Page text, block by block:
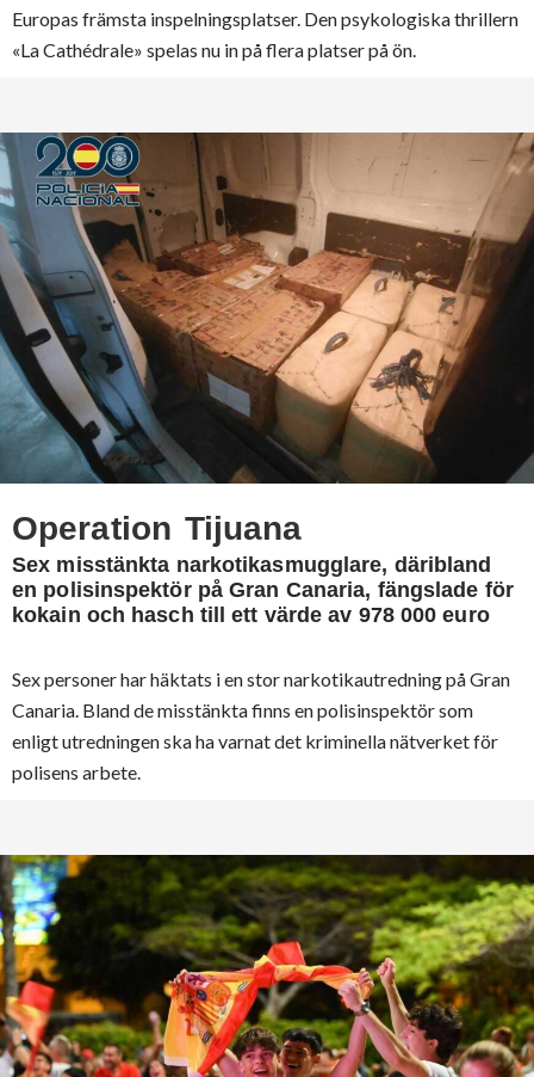
Europas främsta inspelningsplatser. Den psykologiska thrillern
«La Cathédrale» spelas nu in på flera platser på ön.
Operation Tijuana
Sex misstänkta narkotikasmugglare, däribland
en polisinspektör på Gran Canaria, fängslade för
kokain och hasch till ett värde av 978 000 euro
Sex personer har häktats i en stor narkotikautredning på Gran
Canaria. Bland de misstänkta finns en polisinspektör som
enligt utredningen ska ha varnat det kriminella nätverket för
polisens arbete.